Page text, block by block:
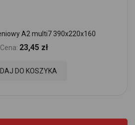
A2 multi7 390x220x160
Cena: 23,45 zł
DO KOSZYKA